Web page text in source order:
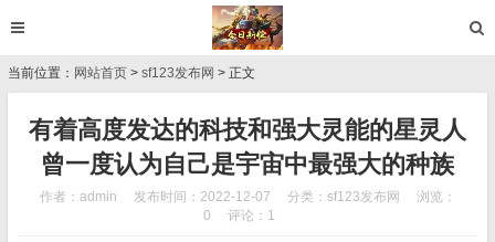
当前位置： 网站首页 > sf123发布网 > 正文
有着高度发达的科技和强大灵能的星灵人
曾一度认为自己是宇宙中最强大的种族
作者：admin 发布时间：2022-12-07 分类： sf123发布网
浏览：
0
评论：1